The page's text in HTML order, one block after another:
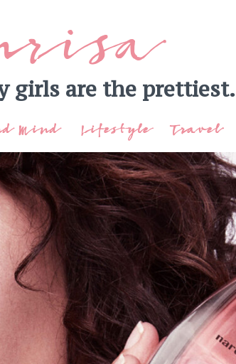
girls are the prettiest.
Mind Lifestyle Travel